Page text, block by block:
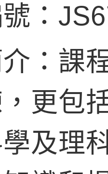
：
：課
更包
及理